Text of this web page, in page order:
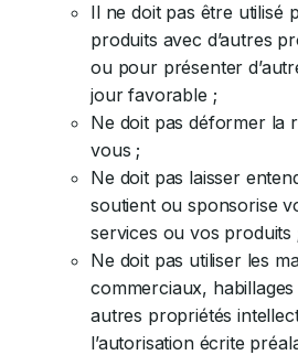
Il ne doit pas être utilisé
produits avec d’autres
ou pour présenter
jour favorable ;
Ne doit pas déformer la
vous ;
Ne doit pas laisser
soutient ou sponsorise
services ou vos produits
Ne doit pas utiliser les
commerciaux,
autres propriétés
l’autorisation écrite